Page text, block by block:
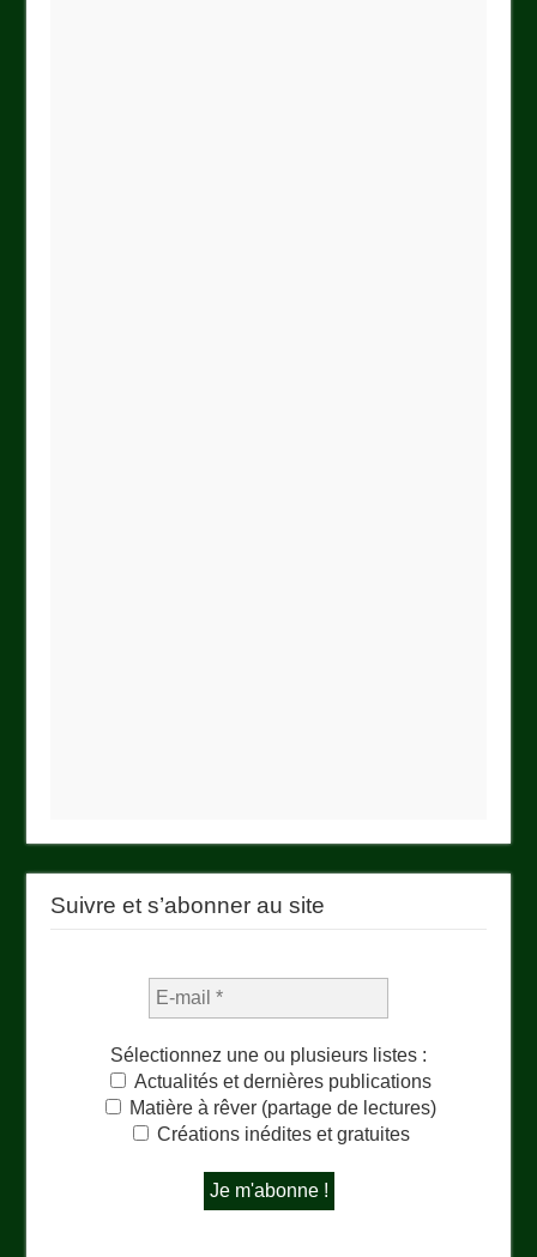
Suivre et s’abonner au site
Sélectionnez une ou plusieurs listes :
Actualités et dernières publications
Matière à rêver (partage de lectures)
Créations inédites et gratuites